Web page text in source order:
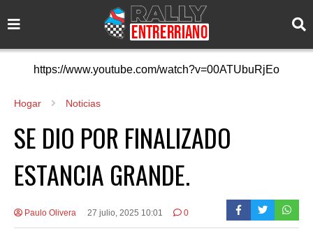
https://www.youtube.com/watch?v=00ATUbuRjEo
Hogar Noticias
SE DIO POR FINALIZADO
ESTANCIA GRANDE.
Paulo Olivera 27 julio, 2025 10:01 0